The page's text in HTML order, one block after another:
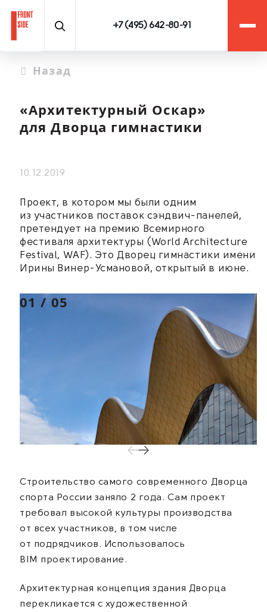
+7 (495) 642-80-91
Назад
«Архитектурный Оскар»
для Дворца гимнастики
10.12.2019
Проект, в котором мы были одним
из участников поставок сэндвич-панелей,
претендует на премию Всемирного
фестиваля архитектуры (World Architecture
Festival, WAF). Это Дворец гимнастики имени
Ирины Винер-Усмановой, открытый в июне.
01 / 05
Строительство самого современного Дворца
спорта России заняло 2 года. Сам проект
требовал высокой культуры производства
от всех участников, в том числе
от подрядчиков. Использовалось
BIM проектирование.
Архитектурная концепция здания Дворца
перекликается с художественной